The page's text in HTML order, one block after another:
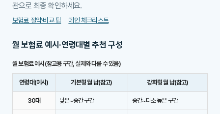
관으로 최종 확인하세요.
보험료 절약·비교 팁 메인 체크리스트
월 보험료 예시·연령대별 추천 구성
월 보험료 예시(참고용 구간, 실제와 다를 수 있음)
연령대(예시) 기본형 월 납(참고) 강화형 월 납(참고)
30대 낮은~중간 구간 중간~다소 높은 구간